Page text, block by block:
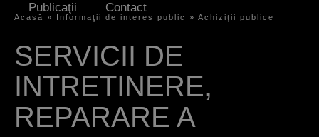
Publicaţii
Contact
ş
i
a
Acasă » Informaţii de interes public » Achiziţii publice
SERVICII DE
INTRETINERE,
REPARARE A